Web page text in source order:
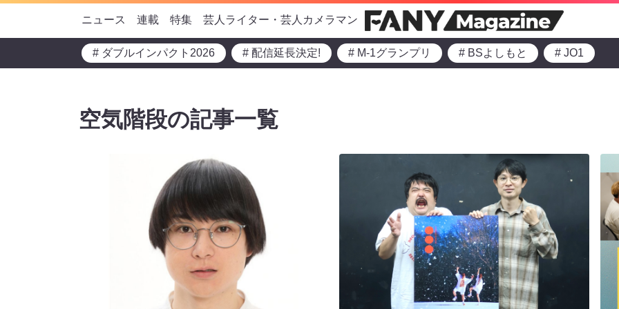
ニュース 連載 特集 芸人ライター・芸人カメラマン
# ダブルインパクト2026 # 配信延長決定! # M-1グランプリ # BSよしもと # JO1
空気階段の記事一覧